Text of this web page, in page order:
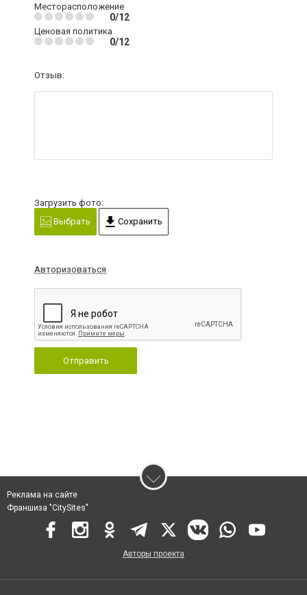
Месторасположение
0/12
Ценовая политика
0/12
Отзыв:
Загрузить фото:
Выбрать
Сохранить
Авторизоваться
Отправить
Реклама на сайте
Франшиза "CitySites"
Авторы проекта